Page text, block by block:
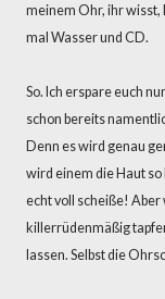
meinem Ohr, ihr wisst,
mal Wasser und CD.
So. Ich erspare euch
schon bereits
Denn es wird genau
wird einem die Haut so
echt voll scheiße!
killerrüdenmäßig
lassen. Selbst die